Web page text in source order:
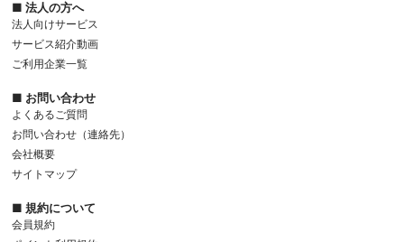
■ 法人の方へ
法人向けサービス
サービス紹介動画
ご利用企業一覧
■ お問い合わせ
よくあるご質問
お問い合わせ（連絡先）
会社概要
サイトマップ
■ 規約について
会員規約